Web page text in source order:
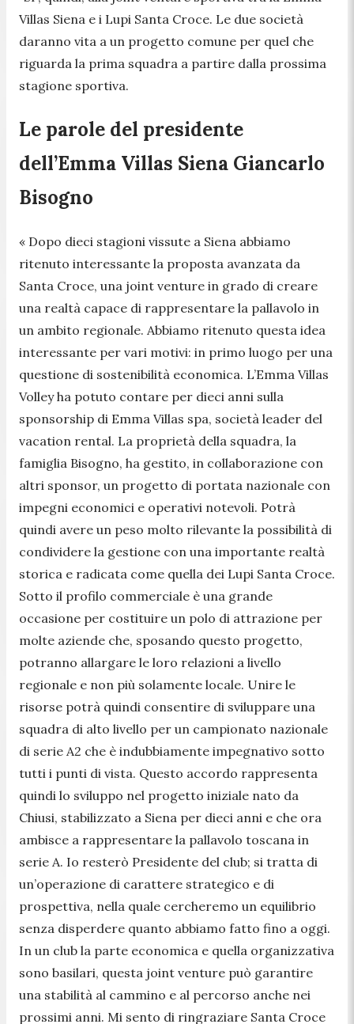
Villas Siena e i Lupi Santa Croce. Le due società
daranno vita a un progetto comune per quel che
riguarda la prima squadra a partire dalla prossima
stagione sportiva.
Le parole del presidente
dell’Emma Villas Siena Giancarlo
Bisogno
« Dopo dieci stagioni vissute a Siena abbiamo
ritenuto interessante la proposta avanzata da
Santa Croce, una joint venture in grado di creare
una realtà capace di rappresentare la pallavolo in
un ambito regionale. Abbiamo ritenuto questa idea
interessante per vari motivi: in primo luogo per una
questione di sostenibilità economica. L’Emma Villas
Volley ha potuto contare per dieci anni sulla
sponsorship di Emma Villas spa, società leader del
vacation rental. La proprietà della squadra, la
famiglia Bisogno, ha gestito, in collaborazione con
altri sponsor, un progetto di portata nazionale con
impegni economici e operativi notevoli. Potrà
quindi avere un peso molto rilevante la possibilità di
condividere la gestione con una importante realtà
storica e radicata come quella dei Lupi Santa Croce.
Sotto il profilo commerciale è una grande
occasione per costituire un polo di attrazione per
molte aziende che, sposando questo progetto,
potranno allargare le loro relazioni a livello
regionale e non più solamente locale. Unire le
risorse potrà quindi consentire di sviluppare una
squadra di alto livello per un campionato nazionale
di serie A2 che è indubbiamente impegnativo sotto
tutti i punti di vista. Questo accordo rappresenta
quindi lo sviluppo nel progetto iniziale nato da
Chiusi, stabilizzato a Siena per dieci anni e che ora
ambisce a rappresentare la pallavolo toscana in
serie A. Io resterò Presidente del club; si tratta di
un’operazione di carattere strategico e di
prospettiva, nella quale cercheremo un equilibrio
senza disperdere quanto abbiamo fatto fino a oggi.
In un club la parte economica e quella organizzativa
sono basilari, questa joint venture può garantire
una stabilità al cammino e al percorso anche nei
prossimi anni. Mi sento di ringraziare Santa Croce